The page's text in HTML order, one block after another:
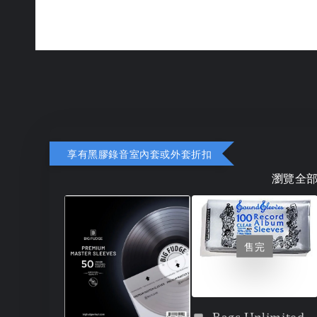
享有黑膠錄音室內套或外套折扣
瀏覽全
售完